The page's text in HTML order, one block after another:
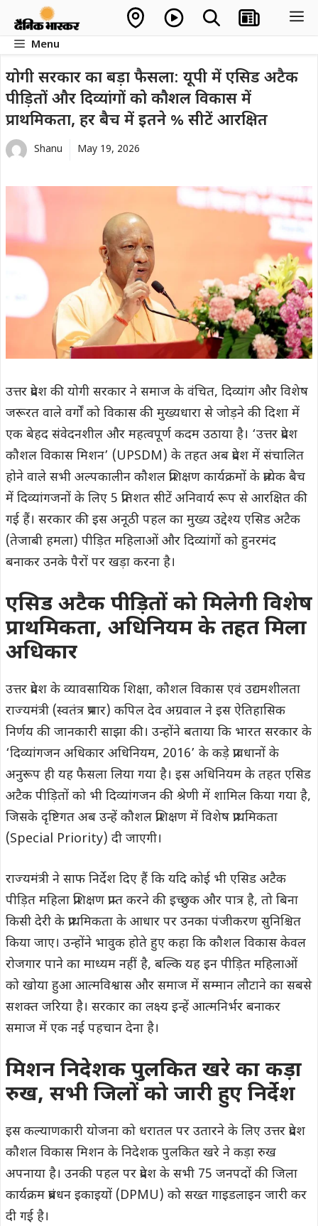
contentMenu
योगी सरकार का बड़ा फैसला: यूपी में एसिड अटैक
पीड़ितों और दिव्यांगों को कौशल विकास में
प्राथमिकता, हर बैच में इतने % सीटें आरक्षित
Shanu May 19, 2026
उत्तर प्रदेश की योगी सरकार ने समाज के वंचित, दिव्यांग और विशेष
जरूरत वाले वर्गों को विकास की मुख्यधारा से जोड़ने की दिशा में
एक बेहद संवेदनशील और महत्वपूर्ण कदम उठाया है। ‘उत्तर प्रदेश
कौशल विकास मिशन’ (UPSDM) के तहत अब प्रदेश में संचालित
होने वाले सभी अल्पकालीन कौशल प्रशिक्षण कार्यक्रमों के प्रत्येक बैच
में दिव्यांगजनों के लिए 5 प्रतिशत सीटें अनिवार्य रूप से आरक्षित की
गई हैं। सरकार की इस अनूठी पहल का मुख्य उद्देश्य एसिड अटैक
(तेजाबी हमला) पीड़ित महिलाओं और दिव्यांगों को हुनरमंद
बनाकर उनके पैरों पर खड़ा करना है।
एसिड अटैक पीड़ितों को मिलेगी विशेष
प्राथमिकता, अधिनियम के तहत मिला
अधिकार
उत्तर प्रदेश के व्यावसायिक शिक्षा, कौशल विकास एवं उद्यमशीलता
राज्यमंत्री (स्वतंत्र प्रभार) कपिल देव अग्रवाल ने इस ऐतिहासिक
निर्णय की जानकारी साझा की। उन्होंने बताया कि भारत सरकार के
‘दिव्यांगजन अधिकार अधिनियम, 2016’ के कड़े प्रावधानों के
अनुरूप ही यह फैसला लिया गया है। इस अधिनियम के तहत एसिड
अटैक पीड़ितों को भी दिव्यांगजन की श्रेणी में शामिल किया गया है,
जिसके दृष्टिगत अब उन्हें कौशल प्रशिक्षण में विशेष प्राथमिकता
(Special Priority) दी जाएगी।
राज्यमंत्री ने साफ निर्देश दिए हैं कि यदि कोई भी एसिड अटैक
पीड़ित महिला प्रशिक्षण प्राप्त करने की इच्छुक और पात्र है, तो बिना
किसी देरी के प्राथमिकता के आधार पर उनका पंजीकरण सुनिश्चित
किया जाए। उन्होंने भावुक होते हुए कहा कि कौशल विकास केवल
रोजगार पाने का माध्यम नहीं है, बल्कि यह इन पीड़ित महिलाओं
को खोया हुआ आत्मविश्वास और समाज में सम्मान लौटाने का सबसे
सशक्त जरिया है। सरकार का लक्ष्य इन्हें आत्मनिर्भर बनाकर
समाज में एक नई पहचान देना है।
मिशन निदेशक पुलकित खरे का कड़ा
रुख, सभी जिलों को जारी हुए निर्देश
इस कल्याणकारी योजना को धरातल पर उतारने के लिए उत्तर प्रदेश
कौशल विकास मिशन के निदेशक पुलकित खरे ने कड़ा रुख
अपनाया है। उनकी पहल पर प्रदेश के सभी 75 जनपदों की जिला
कार्यक्रम प्रबंधन इकाइयों (DPMU) को सख्त गाइडलाइन जारी कर
दी गई है।